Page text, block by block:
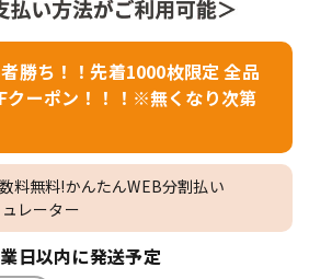
勝ち！！先着1000枚限定 全品
クーポン！！！※無くなり次第
料無料!かんたんWEB分割払い
ュレーター
日以内に発送予定